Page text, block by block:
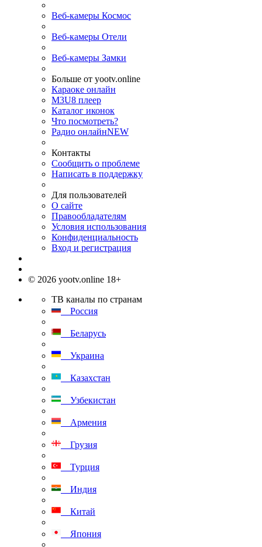
Веб-камеры Космос
Веб-камеры Отели
Веб-камеры Замки
Больше от yootv.online
Караоке онлайн
M3U8 плеер
Каталог иконок
Что посмотреть?
Радио онлайнNEW
Контакты
Сообщить о проблеме
Написать в поддержку
Для пользователей
О сайте
Правообладателям
Условия использования
Конфиденциальность
Вход и регистрация
© 2026 yootv.online 18+
ТВ каналы по странам
Россия
Беларусь
Украина
Казахстан
Узбекистан
Армения
Грузия
Турция
Индия
Китай
Япония